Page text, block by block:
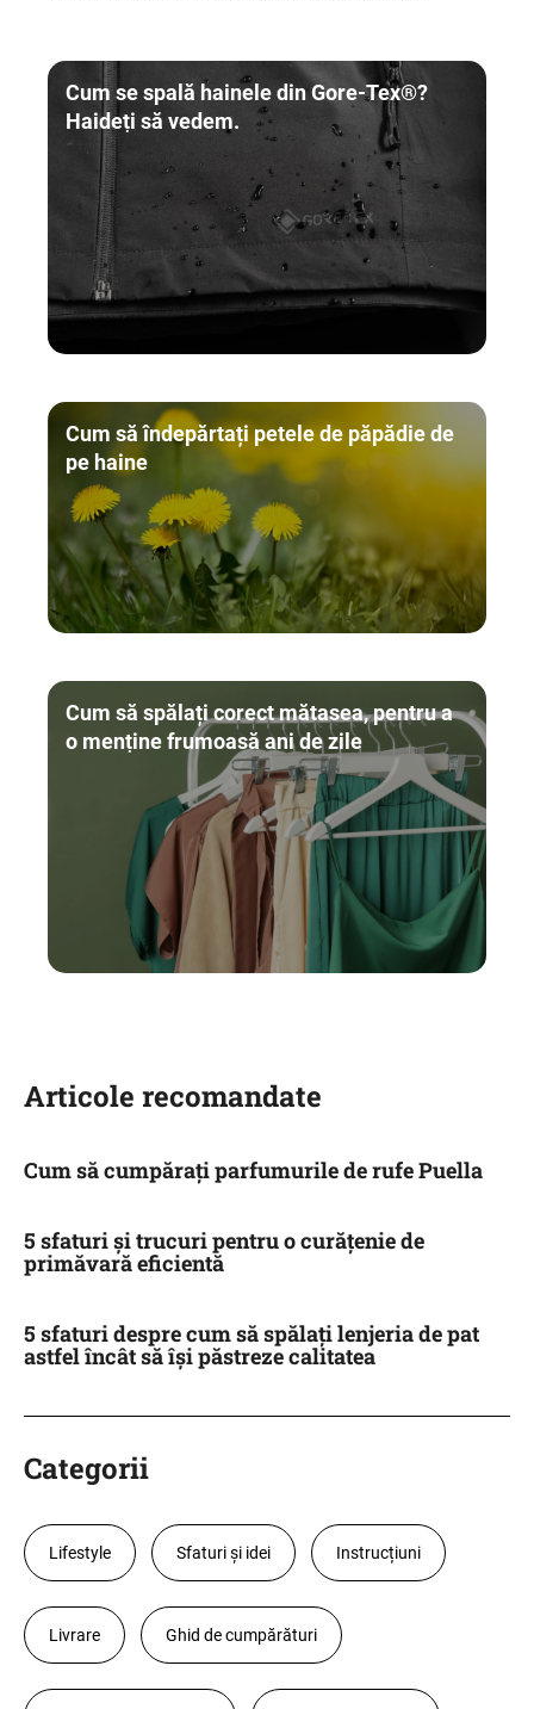
Cum se spală hainele din Gore-Tex®?
Haideți să vedem.
Cum să îndepărtați petele de păpădie de
pe haine
Cum să spălați corect mătasea, pentru a
o menține frumoasă ani de zile
Articole recomandate
Cum să cumpărați parfumurile de rufe Puella
5 sfaturi și trucuri pentru o curățenie de
primăvară eficientă
5 sfaturi despre cum să spălați lenjeria de pat
astfel încât să își păstreze calitatea
Categorii
Lifestyle Sfaturi și idei Instrucțiuni
Livrare Ghid de cumpărături